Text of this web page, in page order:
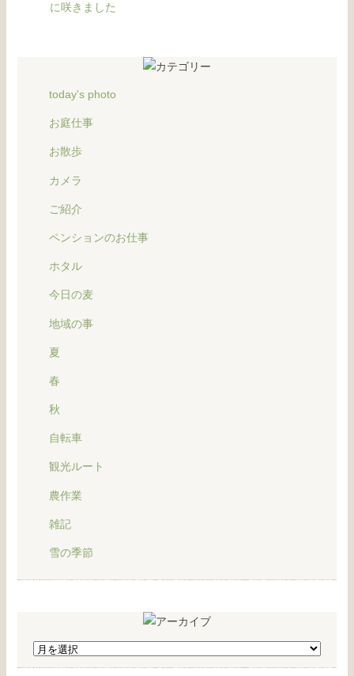
に咲きました
today's photo
お庭仕事
お散歩
カメラ
ご紹介
ペンションのお仕事
ホタル
今日の麦
地域の事
夏
春
秋
自転車
観光ルート
農作業
雑記
雪の季節